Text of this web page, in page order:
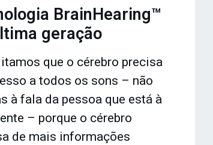
BrainHearing™
geração
que o cérebro precisa
a todos os sons – não
à fala da pessoa que está à
– porque o cérebro
de mais informações